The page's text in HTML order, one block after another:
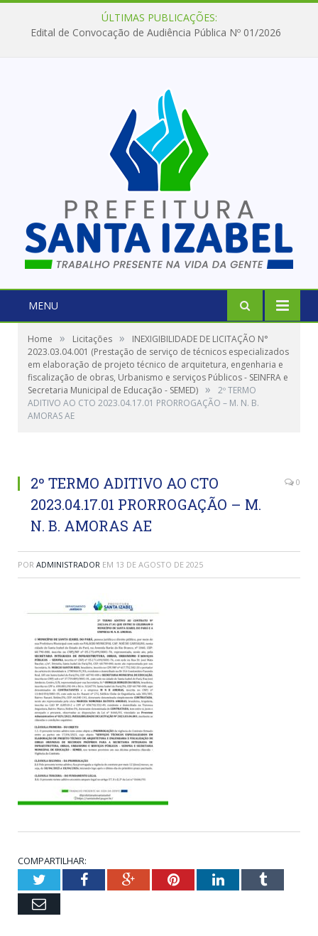
ÚLTIMAS PUBLICAÇÕES:
Edital de Convocação de Audiência Pública Nº 01/2026
MENU
Home » Licitações »
INEXIGIBILIDADE DE LICITAÇÃO N°
2023.03.04.001 (Prestação de serviço de técnicos especializados
em elaboração de projeto técnico de arquitetura, engenharia e
fiscalização de obras, Urbanismo e serviços Públicos - SEINFRA e
Secretaria Municipal de Educação - SEMED) »
2º TERMO
ADITIVO AO CTO 2023.04.17.01 PRORROGAÇÃO – M. N. B.
AMORAS AE
2º TERMO ADITIVO AO CTO
2023.04.17.01 PRORROGAÇÃO – M.
N. B. AMORAS AE
0
POR ADMINISTRADOR EM 13 DE AGOSTO DE 2025
COMPARTILHAR:
TwitterFacebookGoogle+PinterestLinkedInTumblr
Email